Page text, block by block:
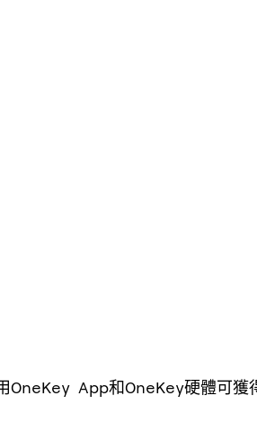
OneKey App和OneKey硬體可獲